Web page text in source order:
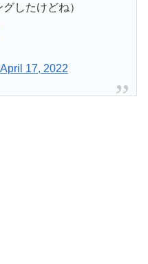
したけどね）
April 17, 2022